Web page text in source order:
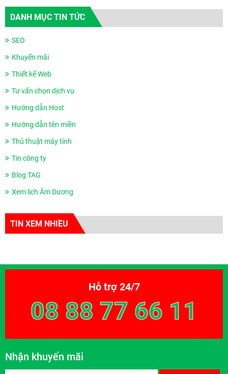
DANH MỤC TIN TỨC
SEO
Khuyến mãi
Thiết kế Web
Tư vấn chọn dịch vụ
Hướng dẫn Host
Hướng dẫn tên miền
Thủ thuật máy tính
Tin công ty
Blog TAG
Xem lịch Âm Dương
TIN XEM NHIỀU
Hỗ trợ 24/7
08 88 77 66 11
Nhận khuyến mãi